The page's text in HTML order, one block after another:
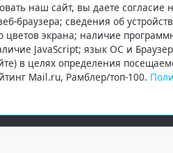
наш сайт, вы даете согласие
браузера; сведения об
цветов экрана; наличие
JavaScript; язык ОС и
в целях определения
Mail.ru, Рамблер/топ-100.